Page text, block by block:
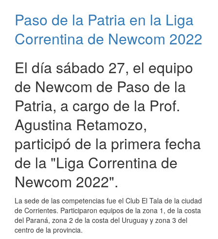
la
Patria
clasificados
Juegos
Nacionales
Paso de la Patria en la Liga
Correntina de Newcom 2022
El día sábado 27, el equipo
de Newcom de Paso de la
Patria, a cargo de la Prof.
Agustina Retamozo,
participó de la primera fecha
de la "Liga Correntina de
Newcom 2022".
La sede de las competencias fue el Club El Tala de la ciudad
de Corrientes. Participaron equipos de la zona 1, de la costa
del Paraná, zona 2 de la costa del Uruguay y zona 3 del
centro de la provincia.